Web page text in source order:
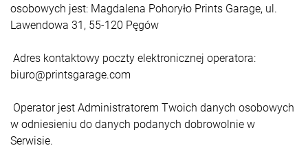
osobowych jest: Magdalena Pohoryło Prints Garage, ul.
Lawendowa 31, 55-120 Pęgów
Adres kontaktowy poczty elektronicznej operatora:
biuro@printsgarage.com
Operator jest Administratorem Twoich danych osobowych
w odniesieniu do danych podanych dobrowolnie w
Serwisie.